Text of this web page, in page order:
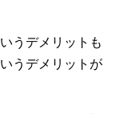
うデメリットも
うデメリットが